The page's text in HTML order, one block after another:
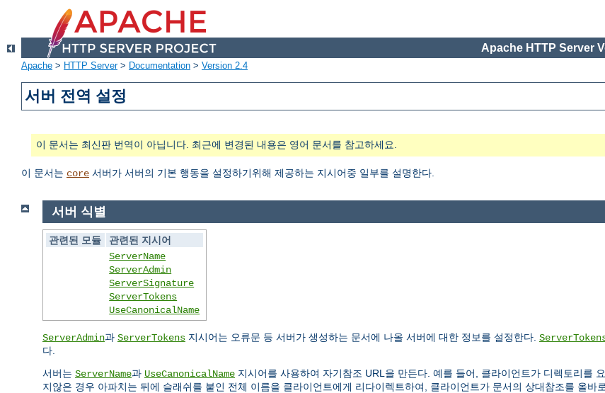
Apache HTTP Server
Apache > HTTP Server> Documentation > Version 2.4
서버 전역 설정
이 문서는 최신판 번역이 아닙니다. 최근에 변경된 내용은 영어 문서를 참고하세요.
이 문서는 core 서버가 서버의 기본 행동을 설정하기위해 제공하는 지시어중 일부를 설명한다.
서버 식별
관련된 모듈
관련된 지시어
ServerName
ServerAdmin
ServerSignature
ServerTokens
UseCanonicalName
ServerAdmin과 ServerTokens 지시어는 오류문 등 서버가 생성하는 문서에 나올 서버에 대한 정보를 설정한다.
다.
서버는 ServerName과 UseCanonicalName 지시어를 사용하여 자기참조 URL을 만든다. 예를 들어, 클라이언트가 디렉토리를
지않은 경우 아파치는 뒤에 슬래쉬를 붙인 전체 이름을 클라이언트에게 리다이렉트하여, 클라이언트가 문서의 상대참조를 올바